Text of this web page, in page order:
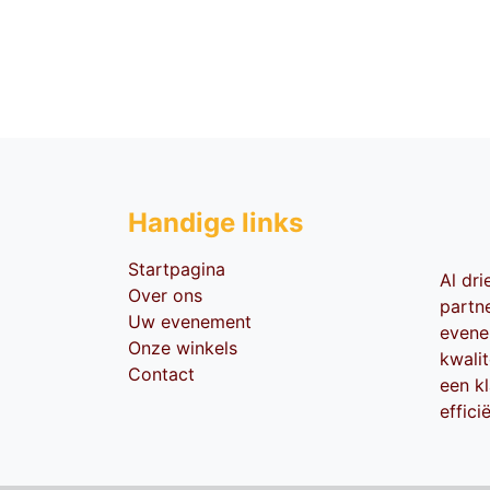
Handige li​nks
Startpagina
Over ons
Uw evenement
Onze winkels
Contact
Al
een